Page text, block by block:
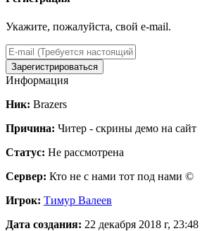
Укажите, пожалуйста, свой e-mail.
Зарегистрироваться
Информация
Ник: Brazers
Причина: Читер - скрины демо на сайт
Статус: Не рассмотрена
Сервер: Кто не с нами тот под нами ©
Игрок: Тимур Валеев
Дата создания: 22 декабря 2018 г, 23:48